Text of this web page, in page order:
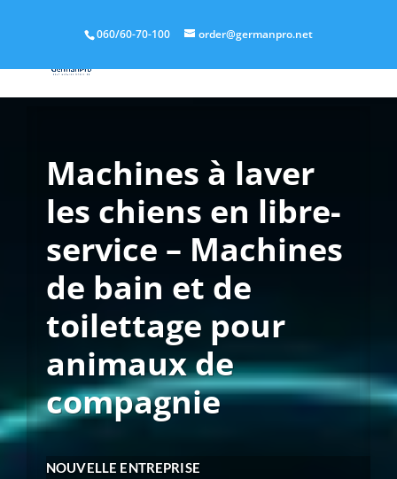
060/60-70-100 order@germanpro.net
Machines à laver
les chiens en libre-
service – Machines
de bain et de
toilettage pour
animaux de
compagnie
NOUVELLE ENTREPRISE